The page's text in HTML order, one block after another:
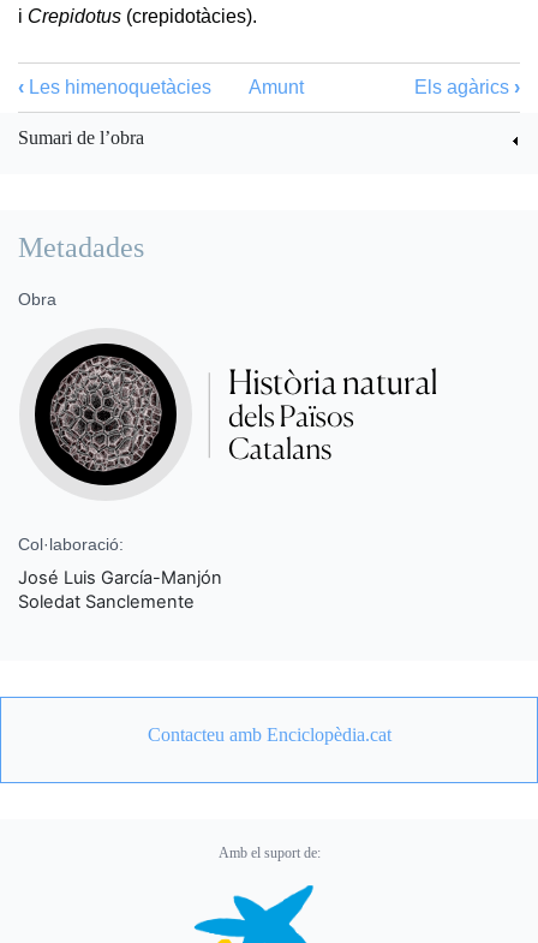
i Crepidotus (crepidotàcies).
‹ Les himenoquetàcies Amunt Els agàrics ›
Sumari de l’obra
Metadades
Obra
Col·laboració:
José Luis García-Manjón
Soledat Sanclemente
Contacteu amb Enciclopèdia.cat
Amb el suport de: